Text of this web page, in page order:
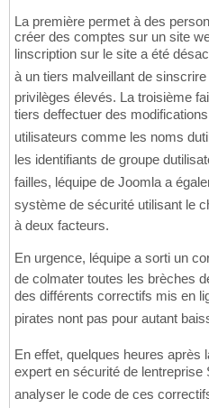
La première permet à des
créer des comptes sur un site
linscription sur le site a été
à un tiers malveillant de
privilèges élevés. La troisième
tiers deffectuer des
utilisateurs comme les noms
les identifiants de groupe
failles, léquipe de Joomla a
système de sécurité utilisant le
à deux facteurs.
En urgence, léquipe a sorti un
de colmater toutes les brèches
des différents correctifs mis en
pirates nont pas pour autant
En effet, quelques heures après
expert en sécurité de
analyser le code de ces